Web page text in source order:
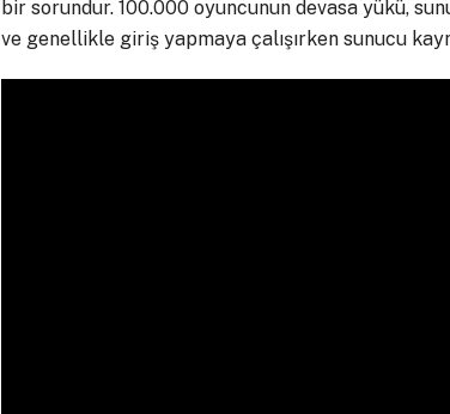
bir sorundur. 100.000 oyuncunun devasa yükü,
ve genellikle giriş yapmaya çalışırken sunucu